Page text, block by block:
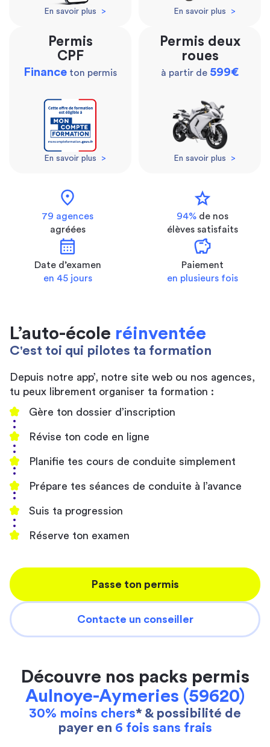
En savoir plus > En savoir plus >
Permis
CPF
Finance ton permis
En savoir plus >
Permis deux
roues
à partir de 599€
En savoir plus >
location_on
79 agences
agréées
star
94% de nos
élèves satisfaits
calendar_month
Date d’examen
en 45 jours
savings
Paiement
en plusieurs fois
L’auto-école réinventée
C'est toi qui pilotes ta formation
Depuis notre app’, notre site web ou nos agences,
tu peux librement organiser ta formation :
Gère ton dossier d’inscription
Révise ton code en ligne
Planifie tes cours de conduite simplement
Prépare tes séances de conduite à l’avance
Suis ta progression
Réserve ton examen
Passe ton permis
Contacte un conseiller
Découvre nos packs permis
Aulnoye-Aymeries (59620)
30% moins chers* & possibilité de
payer en 6 fois sans frais